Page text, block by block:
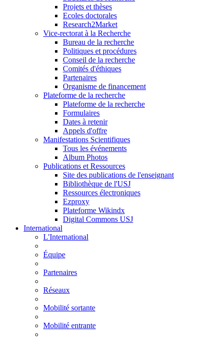
Projets et thèses
Ecoles doctorales
Research2Market
Vice-rectorat à la Recherche
Bureau de la recherche
Politiques et procédures
Conseil de la recherche
Comités d'éthiques
Partenaires
Organisme de financement
Plateforme de la recherche
Plateforme de la recherche
Formulaires
Dates à retenir
Appels d'offre
Manifestations Scientifiques
Tous les événements
Album Photos
Publications et Ressources
Site des publications de l'enseignant
Bibliothèque de l'USJ
Ressources électroniques
Ezproxy
Plateforme Wikindx
Digital Commons USJ
International
L'International
Équipe
Partenaires
Réseaux
Mobilité sortante
Mobilité entrante